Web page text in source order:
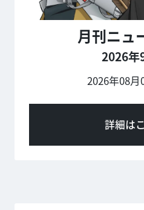
月刊ニュ
2026年
2026年08月
詳細は